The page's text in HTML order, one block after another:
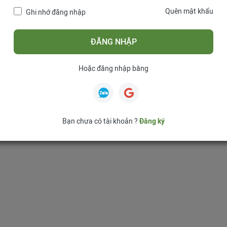
Ghi nhớ đăng nhập Quên mật khẩu
ĐĂNG NHẬP
Hoặc đăng nhập bằng
Bạn chưa có tài khoản ?Đăng ký